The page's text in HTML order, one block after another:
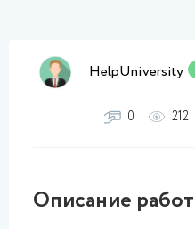
HelpUniversity
0 212
Описание